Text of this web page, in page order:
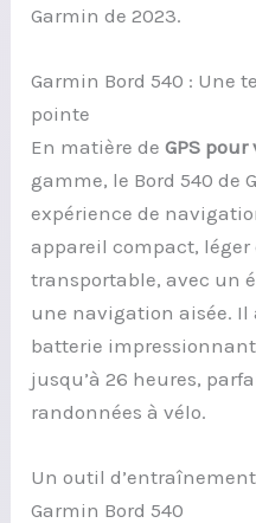
Garmin de 2023.
Garmin Bord 540 : Une
pointe
En matière de GPS pour
gamme, le Bord 540 de
expérience de
appareil compact,
transportable, avec un
une navigation aisée. Il
batterie
jusqu’à 26 heures,
randonnées à vélo.
Un outil
Garmin Bord 540